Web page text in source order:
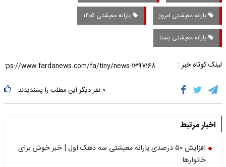
یارانه معیشتی امروز یارانه معیشتی ۱۴۰۵
یارانه معیشتی یسنا
لینک کوتاه خبر :
۰ نفر دیگر این مطلب را پسندیدند
اخبار مرتبط
افزایش ۵۰ درصدی یارانه معیشتی سه دهک اول | خبر خوش برای
خانوارها